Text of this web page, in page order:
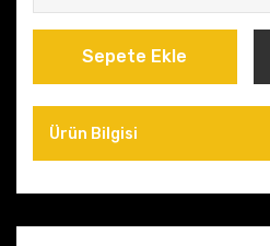
Sepete Ekle
Ürün Bilgisi